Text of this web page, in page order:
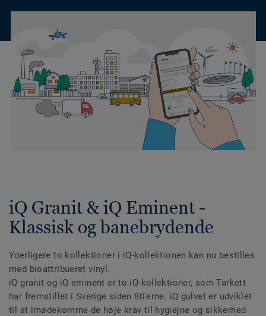
iQ Granit & iQ Eminent -
Klassisk og banebrydende
Yderligere to kollektioner i iQ-kollektionen kan nu bestilles
med bioattribueret vinyl.
iQ granit og iQ eminent er to iQ-kollektioner, som Tarkett
har fremstillet i Sverige siden 80'erne. iQ gulvet er udviklet
til at imødekomme de høje krav til hygiejne og sikkerhed